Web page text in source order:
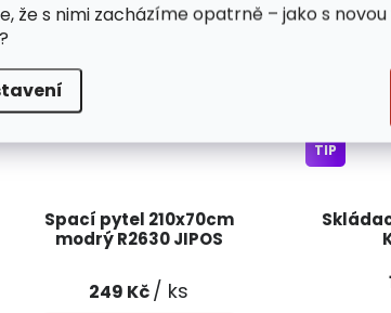
že s nimi zacházíme opatrně – jako s
Spací pytel 210x70cm
modrý R2630 JIPOS
249 Kč/ ks
TIP